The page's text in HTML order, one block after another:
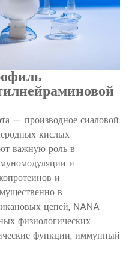
— производное сиаловой
кислых
важную роль в
и
и
в
цепей, NANA
физиологических
функции, иммунный